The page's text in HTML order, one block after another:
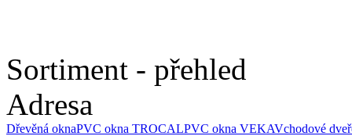
Sortiment - přehled
Adresa
Dřevěná oknaPVC okna TROCALPVC okna VEKAVchodové